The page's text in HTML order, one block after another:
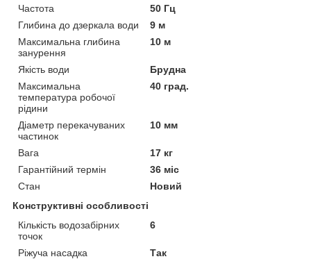
Частота
50 Гц
Глибина до дзеркала води
9 м
Максимальна глибина
занурення
10 м
Якість води
Брудна
Максимальна
температура робочої
рідини
40 град.
Діаметр перекачуваних
частинок
10 мм
Вага
17 кг
Гарантійний термін
36 міс
Стан
Новий
Конструктивні особливості
Кількість водозабірних
точок
6
Ріжуча насадка Так